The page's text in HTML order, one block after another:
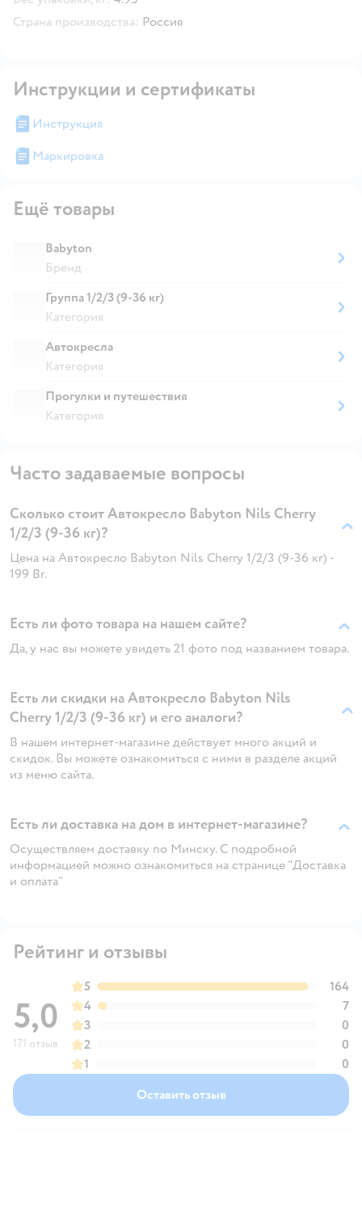
Страна производства: Россия
Инструкции и сертификаты
Инструкция
Маркировка
Ещё товары
Babyton
Бренд
Группа 1/2/3 (9-36 кг)
Категория
Автокресла
Категория
Прогулки и путешествия
Категория
Часто задаваемые вопросы
Сколько стоит Автокресло Babyton Nils Cherry
1/2/3 (9-36 кг)?
Цена на Автокресло Babyton Nils Cherry 1/2/3 (9-36 кг) -
199 Br.
Есть ли фото товара на нашем сайте?
Да, у нас вы можете увидеть 21 фото под названием товара.
Есть ли скидки на Автокресло Babyton Nils
Cherry 1/2/3 (9-36 кг) и его аналоги?
В нашем интернет-магазине действует много акций и
скидок. Вы можете ознакомиться с ними в разделе акций
из меню сайта.
Есть ли доставка на дом в интернет-магазине?
Осуществляем доставку по Минску. С подробной
информацией можно ознакомиться на странице "Доставка
и оплата"
Рейтинг и отзывы
5,0
171 отзыв
5
164
4
7
3
0
2
0
1
0
Оставить отзыв